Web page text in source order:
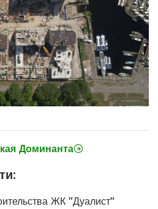
Доминанта
ЖК "Дуалист"